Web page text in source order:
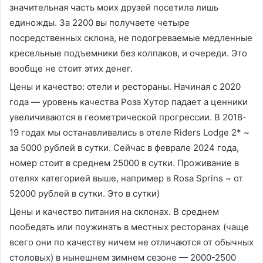
значительная часть моих друзей посетила лишь
единожды. За 2200 вы получаете четыре
посредственных склона, не подогреваемые медленные
кресельные подъемники без колпаков, и очереди. Это
вообще не стоит этих денег.
Цены и качество: отели и рестораны. Начиная с 2020
года — уровень качества Роза Хутор падает а ценники
увеличиваются в геометрической прогрессии. В 2018-
19 годах мы останавливались в отеле Riders Lodge 2* ~
за 5000 рублей в сутки. Сейчас в феврале 2024 года,
номер стоит в среднем 25000 в сутки. Проживание в
отелях категорией выше, например в Rosa Sprins ~ от
52000 рублей в сутки. Это в сутки)
Цены и качество питания на склонах. В среднем
пообедать или поужинать в местных ресторанах (чаще
всего они по качеству ничем не отличаются от обычных
столовых) в нынешнем зимнем сезоне — 2000-2500